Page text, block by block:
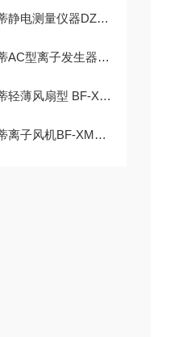
测量仪器DZ4技术参数
子发生器ZappⅢ技术参数
扇型 BF-X4ME技术参数
风机BF-XME技术参数